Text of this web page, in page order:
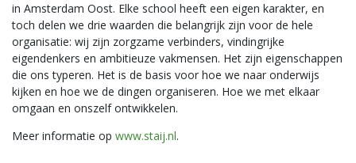
in Amsterdam Oost. Elke school heeft een eigen karakter, en
toch delen we drie waarden die belangrijk zijn voor de hele
organisatie: wij zijn zorgzame verbinders, vindingrijke
eigendenkers en ambitieuze vakmensen. Het zijn eigenschappen
die ons typeren. Het is de basis voor hoe we naar onderwijs
kijken en hoe we de dingen organiseren. Hoe we met elkaar
omgaan en onszelf ontwikkelen.
Meer informatie op www.staij.nl.